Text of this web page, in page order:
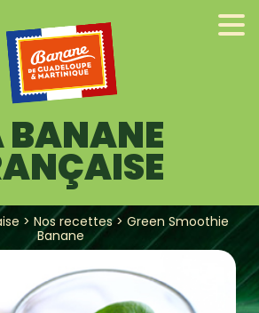
BANANE
NOS PRODUCTEURS
ENGAGÉS
NOS RECETTES
BANA BLOG
> Nos recettes> Green Smoothie
Banane